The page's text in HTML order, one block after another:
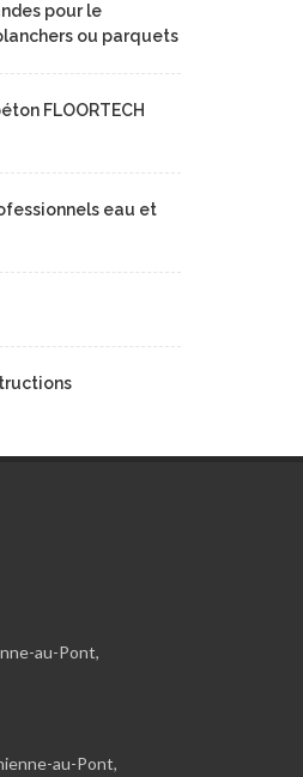
pour le
ou parquets
FLOORTECH
eau et
au-Pont,
au-Pont,